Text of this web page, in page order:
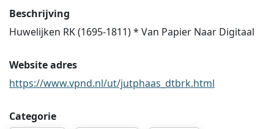
Beschrijving
Huwelijken RK (1695-1811) * Van Papier Naar Digitaal
Website adres
https://www.vpnd.nl/ut/jutphaas_dtbrk.html
Categorie